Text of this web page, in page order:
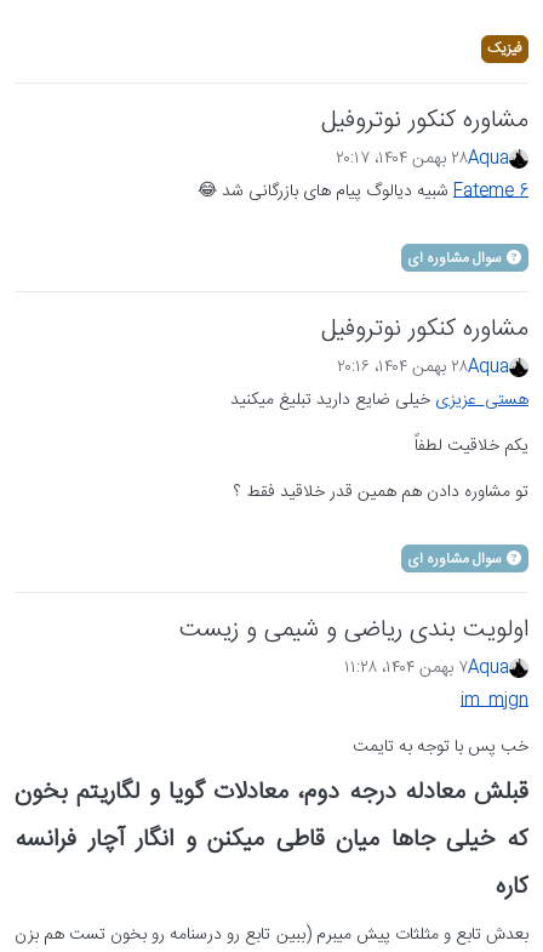
فیزیک
مشاوره کنکور نوتروفیل
Aqua۲۸ بهمن ۱۴۰۴،‏ ۲۰:۱۷
Fateme 6 شبیه دیالوگ پیام های بازرگانی شد 😂
سوال مشاوره ای
مشاوره کنکور نوتروفیل
Aqua۲۸ بهمن ۱۴۰۴،‏ ۲۰:۱۶
هستی_عزیزی خیلی ضایع دارید تبلیغ میکنید
یکم خلاقیت لطفاً
تو مشاوره دادن هم همین قدر خلاقید فقط ؟
سوال مشاوره ای
اولویت بندی ریاضی و شیمی و زیست
Aqua۷ بهمن ۱۴۰۴،‏ ۱۱:۲۸
im_mjgn
خب پس با توجه به تایمت
قبلش معادله درجه دوم، معادلات گویا و لگاریتم بخون
که خیلی جاها میان قاطی میکنن و انگار آچار فرانسه
کاره
بعدش تابع و مثلثات پیش میبرم (ببین تابع رو درسنامه رو بخون تست هم بزن